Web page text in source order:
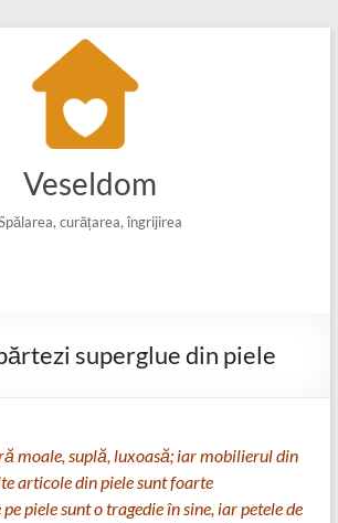
Veseldom
curățarea, îngrijirea
superglue din piele
moale, suplă, luxoasă; iar mobilierul din
articole din piele sunt foarte
piele sunt o tragedie în sine, iar petele de